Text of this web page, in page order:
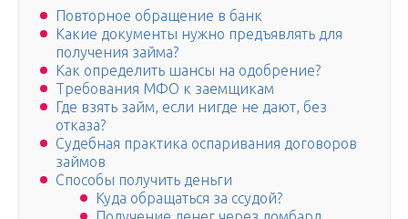
Повторное обращение в банк
Какие документы нужно предъявлять для
получения займа?
Как определить шансы на одобрение?
Требования МФО к заемщикам
Где взять займ, если нигде не дают, без
отказа?
Судебная практика оспаривания договоров
займов
Способы получить деньги
Куда обращаться за ссудой?